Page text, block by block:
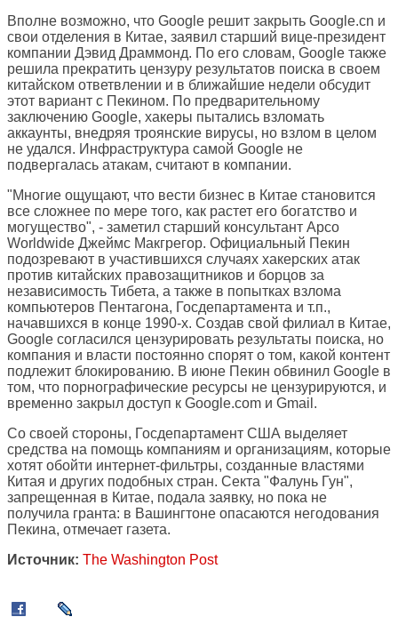
Вполне возможно, что Google решит закрыть Google.cn и
свои отделения в Китае, заявил старший вице-президент
компании Дэвид Драммонд. По его словам, Google также
решила прекратить цензуру результатов поиска в своем
китайском ответвлении и в ближайшие недели обсудит
этот вариант с Пекином. По предварительному
заключению Google, хакеры пытались взломать
аккаунты, внедряя троянские вирусы, но взлом в целом
не удался. Инфраструктура самой Google не
подвергалась атакам, считают в компании.
"Многие ощущают, что вести бизнес в Китае становится
все сложнее по мере того, как растет его богатство и
могущество", - заметил старший консультант Apco
Worldwide Джеймс Макгрегор. Официальный Пекин
подозревают в участившихся случаях хакерских атак
против китайских правозащитников и борцов за
независимость Тибета, а также в попытках взлома
компьютеров Пентагона, Госдепартамента и т.п.,
начавшихся в конце 1990-х. Создав свой филиал в Китае,
Google согласился цензурировать результаты поиска, но
компания и власти постоянно спорят о том, какой контент
подлежит блокированию. В июне Пекин обвинил Google в
том, что порнографические ресурсы не цензурируются, и
временно закрыл доступ к Google.com и Gmail.
Со своей стороны, Госдепартамент США выделяет
средства на помощь компаниям и организациям, которые
хотят обойти интернет-фильтры, созданные властями
Китая и других подобных стран. Секта "Фалунь Гун",
запрещенная в Китае, подала заявку, но пока не
получила гранта: в Вашингтоне опасаются негодования
Пекина, отмечает газета.
Источник: The Washington Post